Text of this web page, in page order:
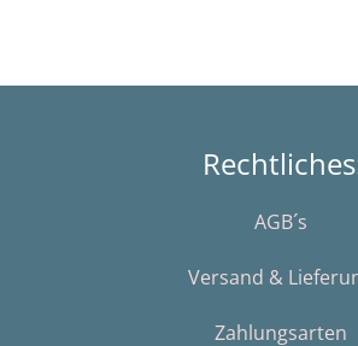
AGB´s
Versand &
Zahlungsarten